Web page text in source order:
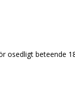
osedligt beteende